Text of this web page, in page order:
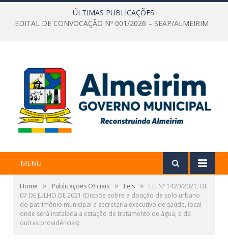
ÚLTIMAS PUBLICAÇÕES:
EDITAL DE CONVOCAÇÃO Nº 001/2026 – SEAP/ALMEIRIM
MENU
Home » Publicações Oficiais » Leis »
LEI Nº 1420/2021, DE
07 DE JULHO DE 2021 (Dispõe sobre a doação de solo urbano
do patrimônio municipal a secretaria executivo de saúde, local
onde será instalada a estação de tratamento de água, e dá
outras providências)